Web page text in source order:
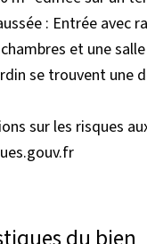
: Entrée avec
et une
se trouvent une
sur les risques